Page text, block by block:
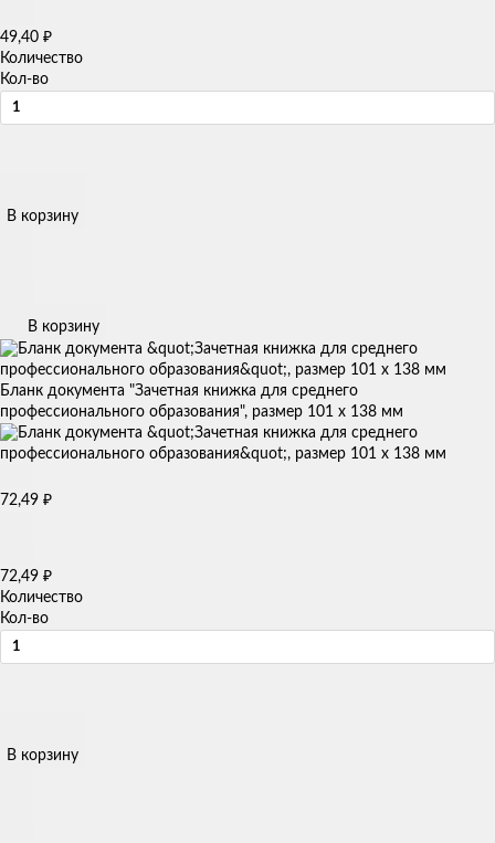
49,40 ₽
Количество
Кол-во
В корзину
В корзину
Бланк документа "Зачетная книжка для среднего
профессионального образования", размер 101 х 138 мм
72,49 ₽
72,49 ₽
Количество
Кол-во
В корзину